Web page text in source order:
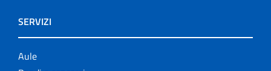
SERVIZI
Aule